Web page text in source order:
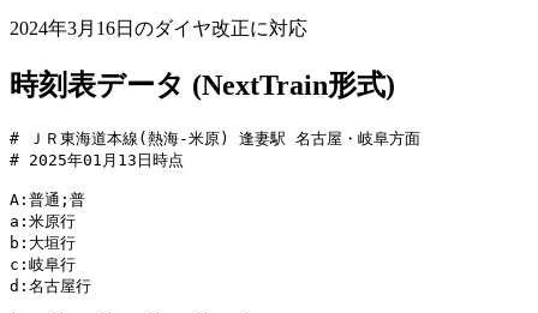
2024年3月16日のダイヤ改正に対応
時刻表データ (NextTrain形式)
# ＪＲ東海道本線(熱海-米原) 逢妻駅 名古屋・岐阜方面
# 2025年01月13日時点
A:普通;普
a:米原行
b:大垣行
c:岐阜行
d:名古屋行